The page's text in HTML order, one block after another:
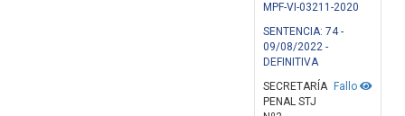
MPF-VI-03211-2020
SENTENCIA: 74 -
09/08/2022 -
DEFINITIVA
Fallo
SECRETARÍA
PENAL STJ